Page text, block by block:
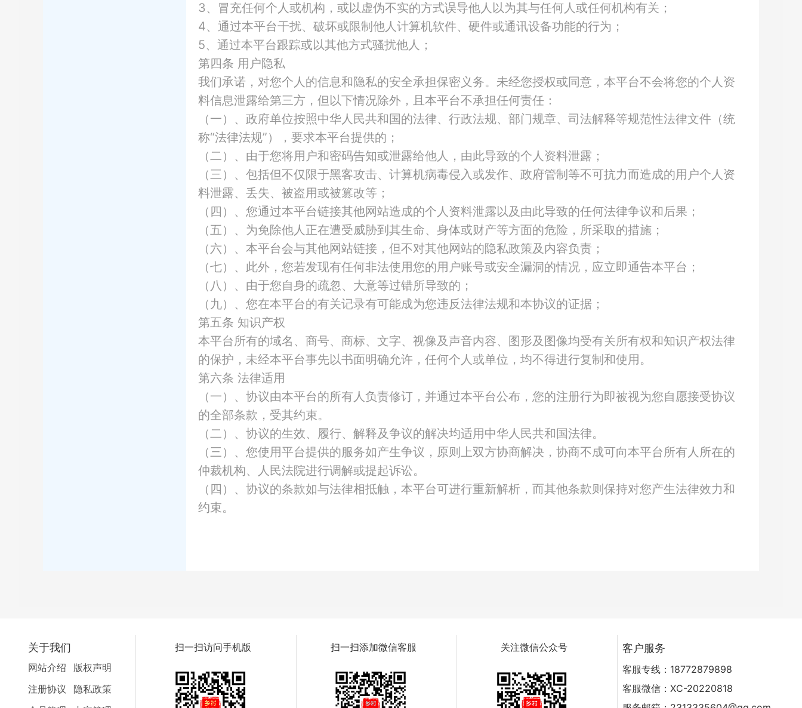
3、冒充任何个人或机构，或以虚伪不实的方式误导他人以为其与任何人或任何机构有关；
4、通过本平台干扰、破坏或限制他人计算机软件、硬件或通讯设备功能的行为；
5、通过本平台跟踪或以其他方式骚扰他人；
第四条 用户隐私
我们承诺，对您个人的信息和隐私的安全承担保密义务。未经您授权或同意，本平台不会将您的个人资
料信息泄露给第三方，但以下情况除外，且本平台不承担任何责任：
（一）、政府单位按照中华人民共和国的法律、行政法规、部门规章、司法解释等规范性法律文件（统
称“法律法规”），要求本平台提供的；
（二）、由于您将用户和密码告知或泄露给他人，由此导致的个人资料泄露；
（三）、包括但不仅限于黑客攻击、计算机病毒侵入或发作、政府管制等不可抗力而造成的用户个人资
料泄露、丢失、被盗用或被篡改等；
（四）、您通过本平台链接其他网站造成的个人资料泄露以及由此导致的任何法律争议和后果；
（五）、为免除他人正在遭受威胁到其生命、身体或财产等方面的危险，所采取的措施；
（六）、本平台会与其他网站链接，但不对其他网站的隐私政策及内容负责；
（七）、此外，您若发现有任何非法使用您的用户账号或安全漏洞的情况，应立即通告本平台；
（八）、由于您自身的疏忽、大意等过错所导致的；
（九）、您在本平台的有关记录有可能成为您违反法律法规和本协议的证据；
第五条 知识产权
本平台所有的域名、商号、商标、文字、视像及声音内容、图形及图像均受有关所有权和知识产权法律
的保护，未经本平台事先以书面明确允许，任何个人或单位，均不得进行复制和使用。
第六条 法律适用
（一）、协议由本平台的所有人负责修订，并通过本平台公布，您的注册行为即被视为您自愿接受协议
的全部条款，受其约束。
（二）、协议的生效、履行、解释及争议的解决均适用中华人民共和国法律。
（三）、您使用平台提供的服务如产生争议，原则上双方协商解决，协商不成可向本平台所有人所在的
仲裁机构、人民法院进行调解或提起诉讼。
（四）、协议的条款如与法律相抵触，本平台可进行重新解析，而其他条款则保持对您产生法律效力和
约束。
关于我们
网站介绍
版权声明
注册协议
隐私政策
扫一扫访问手机版 扫一扫添加微信客服 关注微信公众号 客户服务
客服专线：18772879898
客服微信：XC-20220818